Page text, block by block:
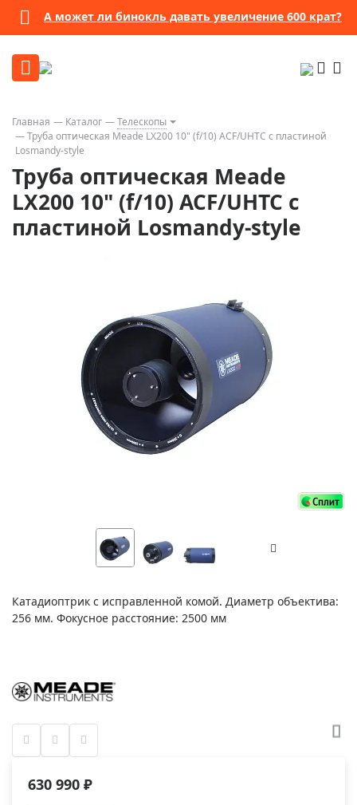
А может ли бинокль давать увеличение 600 крат?
Главная Каталог
Телескопы
Труба оптическая Meade LX200 10" (f/10) ACF/UHTC с пластиной
Losmandy-style
Труба оптическая Meade
LX200 10" (f/10) ACF/UHTC с
пластиной Losmandy-style
Катадиоптрик с исправленной комой. Диаметр объектива:
256 мм. Фокусное расстояние: 2500 мм
630 990 ₽